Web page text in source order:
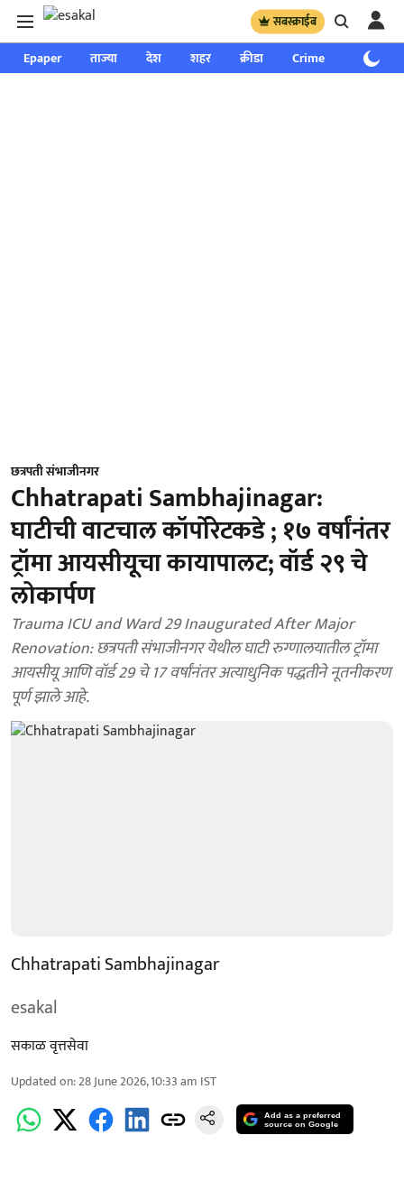
सबस्क्राईब
Epaper ताज्या देश शहर क्रीडा Crime साप्ताहिक
छत्रपती संभाजीनगर
Chhatrapati Sambhajinagar:
घाटीची वाटचाल कॉर्पोरेटकडे ; १७ वर्षांनंतर
ट्रॉमा आयसीयूचा कायापालट; वॉर्ड २९ चे
लोकार्पण
Trauma ICU and Ward 29 Inaugurated After Major
Renovation: छत्रपती संभाजीनगर येथील घाटी रुग्णालयातील ट्रॉमा
आयसीयू आणि वॉर्ड 29 चे 17 वर्षांनंतर अत्याधुनिक पद्धतीने नूतनीकरण
पूर्ण झाले आहे.
Chhatrapati Sambhajinagar
esakal
सकाळ वृत्तसेवा
Updated on:28 June 2026, 10:33 am IST
Add as a preferred
source on Google